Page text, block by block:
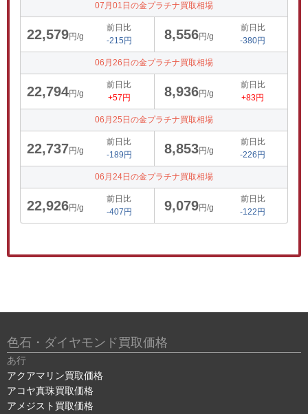
07月01日の金プラチナ買取相場
22,579円/g
前日比
-215円
8,556円/g
前日比
-380円
06月26日の金プラチナ買取相場
22,794円/g
前日比
+57円
8,936円/g
前日比
+83円
06月25日の金プラチナ買取相場
22,737円/g
前日比
-189円
8,853円/g
前日比
-226円
06月24日の金プラチナ買取相場
22,926円/g
前日比
-407円
9,079円/g
前日比
-122円
色石・ダイヤモンド買取価格
あ行
アクアマリン買取価格
アコヤ真珠買取価格
アメジスト買取価格